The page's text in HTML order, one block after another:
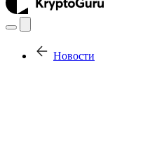
Новости